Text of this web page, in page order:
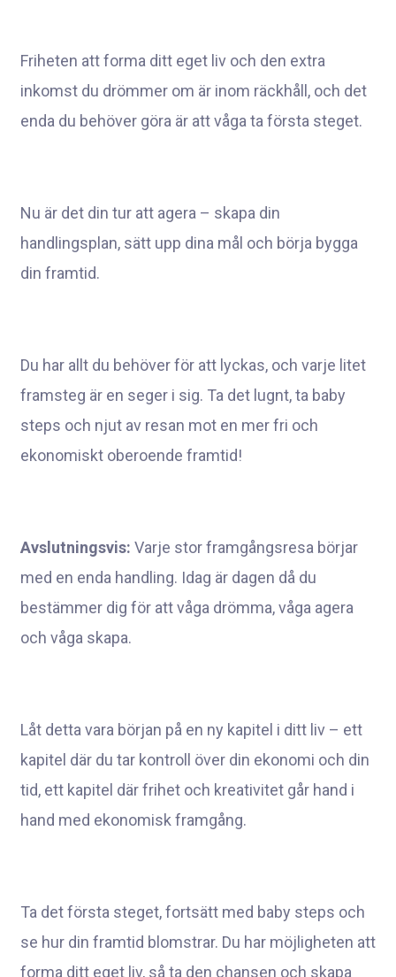
Friheten att forma ditt eget liv och den extra
inkomst du drömmer om är inom räckhåll, och det
enda du behöver göra är att våga ta första steget.
Nu är det din tur att agera – skapa din
handlingsplan, sätt upp dina mål och börja bygga
din framtid.
Du har allt du behöver för att lyckas, och varje litet
framsteg är en seger i sig. Ta det lugnt, ta baby
steps och njut av resan mot en mer fri och
ekonomiskt oberoende framtid!
Avslutningsvis: Varje stor framgångsresa börjar
med en enda handling. Idag är dagen då du
bestämmer dig för att våga drömma, våga agera
och våga skapa.
Låt detta vara början på en ny kapitel i ditt liv – ett
kapitel där du tar kontroll över din ekonomi och din
tid, ett kapitel där frihet och kreativitet går hand i
hand med ekonomisk framgång.
Ta det första steget, fortsätt med baby steps och
se hur din framtid blomstrar. Du har möjligheten att
forma ditt eget liv, så ta den chansen och skapa